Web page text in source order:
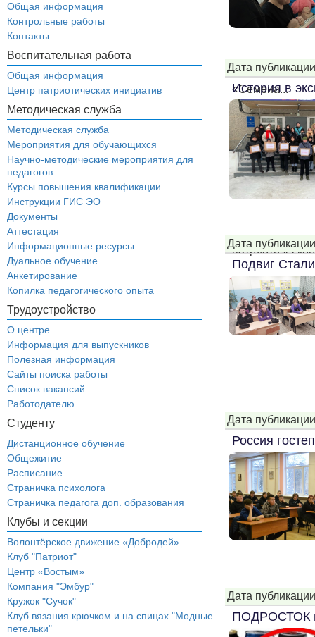
Общая информация
Контрольные работы
Контакты
Воспитательная работа
Общая информация
Центр патриотических инициатив
Методическая служба
Методическая служба
Мероприятия для обучающихся
Научно-методические мероприятия для
педагогов
Курсы повышения квалификации
Инструкции ГИС ЭО
Документы
Аттестация
Информационные ресурсы
Дуальное обучение
Анкетирование
Копилка педагогического опыта
Трудоустройство
О центре
Информация для выпускников
Полезная информация
Сайты поиска работы
Список вакансий
Работодателю
Студенту
Дистанционное обучение
Общежитие
Расписание
Страничка психолога
Страничка педагога доп. образования
Клубы и секции
Волонтёрское движение «Добродей»
Клуб "Патриот"
Центр «Востым»
Компания "Эмбур"
Кружок "Сучок"
Клуб вязания крючком и на спицах "Модные
петельки"
«Семена...
Дата
История в
Дата
Подвиг
Дата
Россия
Дата
ПОДРОСТОК